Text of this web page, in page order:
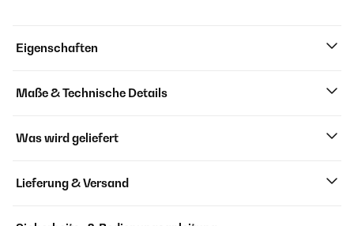
Eigenschaften
Maße & Technische Details
Was wird geliefert
Lieferung & Versand